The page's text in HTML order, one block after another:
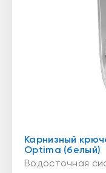
Карнизный
Optima (белый)
Водосточная